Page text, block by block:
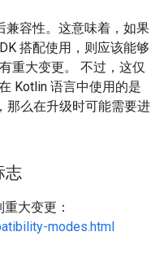
兼容性。这意味着，如果
搭配使用，则应该能够
重大变更。 不过，这仅
Kotlin 语言中使用的是
那么在升级时可能需要进
志
大变更：
modes.html